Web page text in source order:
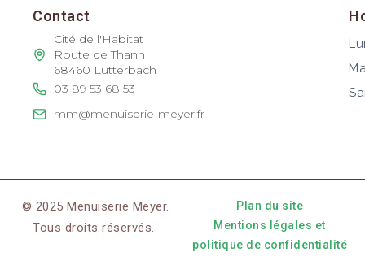
Contact
Cité de l'Habitat
Route de Thann
68460 Lutterbach
03 89 53 68 53
mm@menuiserie-meyer.fr
© 2025 Menuiserie Meyer.
Tous droits réservés.
Plan du site
Mentions légales et
politique de confidentialité